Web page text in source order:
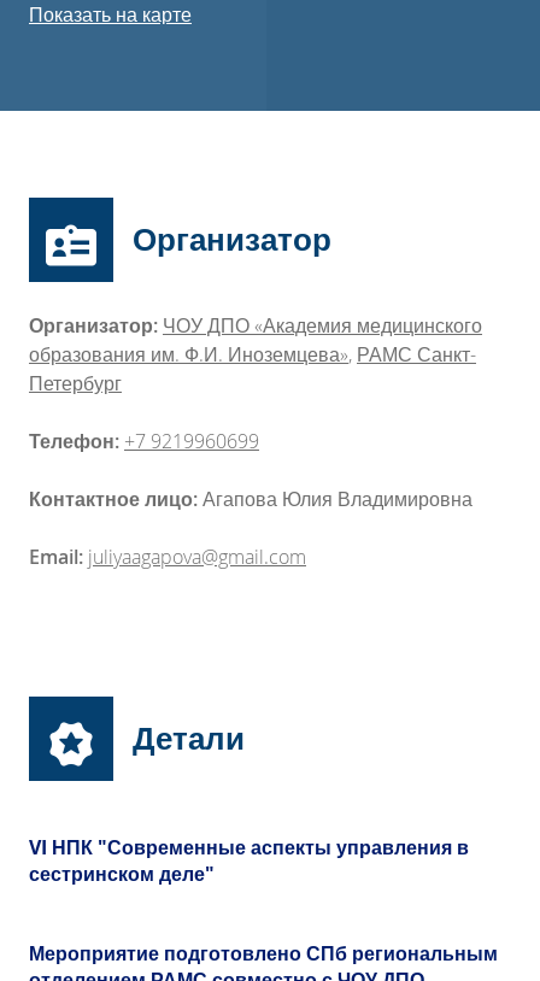
Показать на карте
Организатор
Организатор: ЧОУ ДПО «Академия медицинского
образования им. Ф.И. Иноземцева», РАМС Санкт-
Петербург
Телефон: +7 9219960699
Контактное лицо:Агапова Юлия Владимировна
Email: juliyaagapova@gmail.com
Детали
VI НПК "Современные аспекты управления в
сестринском деле"
Мероприятие подготовлено СПб региональным